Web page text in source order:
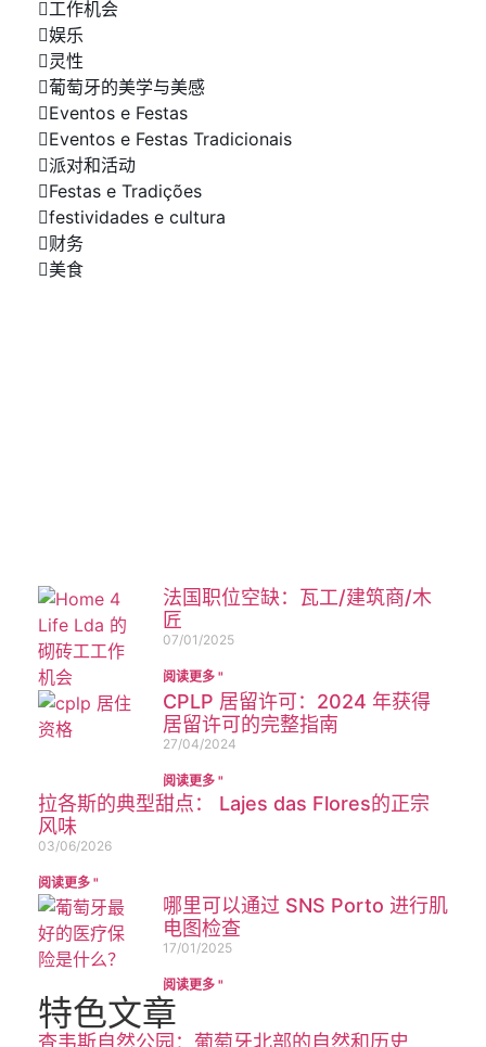
工作机会
娱乐
灵性
葡萄牙的美学与美感
Eventos e Festas
Eventos e Festas Tradicionais
派对和活动
Festas e Tradições
festividades e cultura
财务
美食
法国职位空缺：瓦工/建筑商/木
匠
07/01/2025
阅读更多 "
CPLP 居留许可：2024 年获得
居留许可的完整指南
27/04/2024
阅读更多 "
拉各斯的典型甜点： Lajes das Flores的正宗
风味
03/06/2026
阅读更多 "
哪里可以通过 SNS Porto 进行肌
电图检查​
17/01/2025
阅读更多 "
特色文章
查韦斯自然公园：葡萄牙北部的自然和历史